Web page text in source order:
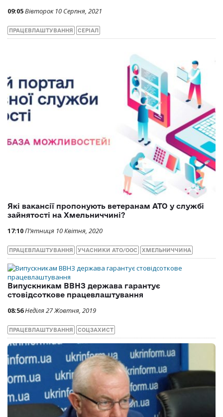
09:05Вівторок 10 Серпня, 2021
ПРАЦЕВЛАШТУВАННЯ СЕРІАЛ
Які вакансії пропонують ветеранам АТО у службі
зайнятості на Хмельниччині?
17:10П’ятниця 10 Квітня, 2020
ПРАЦЕВЛАШТУВАННЯ УЧАСНИКИ АТО/ООС ХМЕЛЬНИЧЧИНА
Випускникам ВВНЗ держава гарантує
стовідсоткове працевлаштування
08:56Неділя 27 Жовтня, 2019
ПРАЦЕВЛАШТУВАННЯ СОЦЗАХИСТ